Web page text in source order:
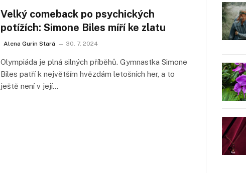
Velký comeback po psychických
potížích: Simone Biles míří ke zlatu
Alena Gurin Stará 30. 7. 2024
Olympiáda je plná silných příběhů. Gymnastka Simone
Biles patří k největším hvězdám letošních her, a to
ještě není v její…